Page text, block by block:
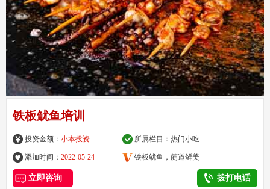
铁板鱿鱼培训
投资金额： 小本投资 所属栏目：热门小吃
添加时间： 2022-05-24 铁板鱿鱼，筋道鲜美
立即咨询 拨打电话